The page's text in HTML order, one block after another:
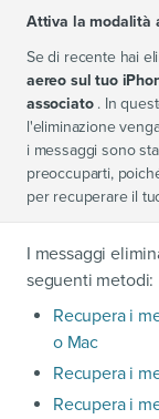
Attiva la modalità
Se di recente hai
aereo sul tuo
associato. In
l'eliminazione
i messaggi sono
preoccuparti,
per recuperare il
I messaggi
seguenti metodi:
Recupera i
o Mac
Recupera i
Recupera i